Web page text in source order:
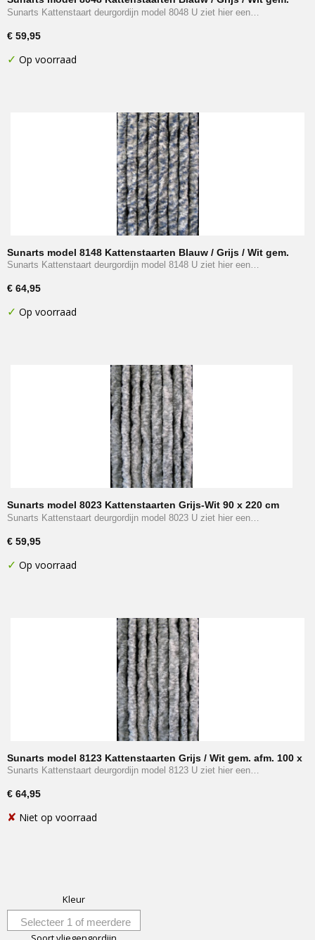
afm. 90 x 220 cm
Sunarts Kattenstaart deurgordijn model 8048 U ziet hier een…
€ 59,95
✓ Op voorraad
Sunarts model 8148 Kattenstaarten Blauw / Grijs / Wit gem.
afm. 100 x 230 cm
Sunarts Kattenstaart deurgordijn model 8148 U ziet hier een…
€ 64,95
✓ Op voorraad
Sunarts model 8023 Kattenstaarten Grijs-Wit 90 x 220 cm
Sunarts Kattenstaart deurgordijn model 8023 U ziet hier een…
€ 59,95
✓ Op voorraad
Sunarts model 8123 Kattenstaarten Grijs / Wit gem. afm. 100 x
230 cm
Sunarts Kattenstaart deurgordijn model 8123 U ziet hier een…
€ 64,95
✘ Niet op voorraad
Kleur
Selecteer 1 of meerdere